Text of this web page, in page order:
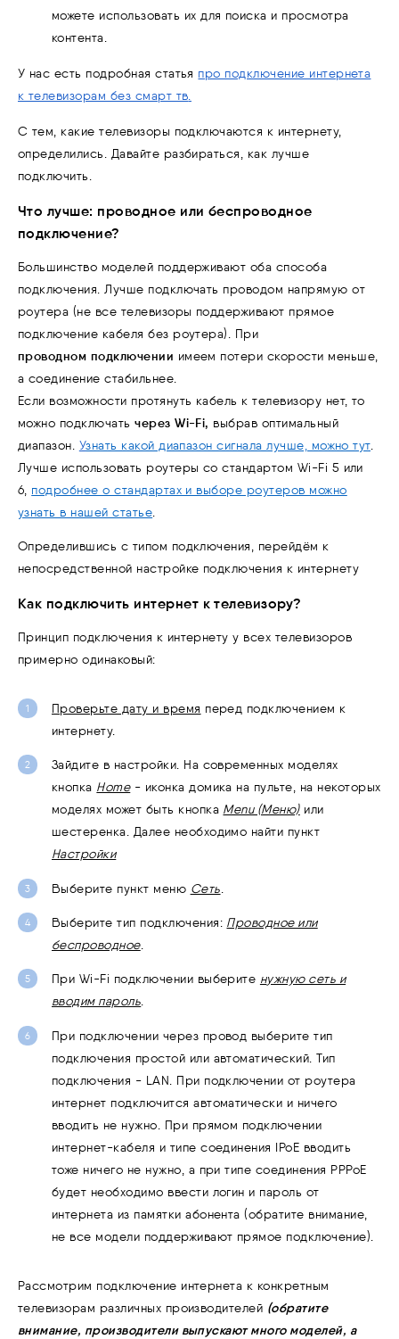
можете использовать их для поиска и просмотра
контента.
У нас есть подробная статья про подключение интернета
к телевизорам без смарт тв.
С тем, какие телевизоры подключаются к интернету,
определились. Давайте разбираться, как лучше
подключить.
Что лучше: проводное или беспроводное
подключение?
Большинство моделей поддерживают оба способа
подключения. Лучше подключать проводом напрямую от
роутера (не все телевизоры поддерживают прямое
подключение кабеля без роутера). При
проводном подключении имеем потери скорости меньше,
а соединение стабильнее.
Если возможности протянуть кабель к телевизору нет, то
можно подключатьчерез Wi-Fi, выбрав оптимальный
диапазон. Узнать какой диапазон сигнала лучше, можно тут.
Лучше использовать роутеры со стандартом Wi-Fi 5 или
6, подробнее о стандартах и выборе роутеров можно
узнать в нашей статье.
Определившись с типом подключения, перейдём к
непосредственной настройке подключения к интернету
Как подключить интернет к телевизору?
Принцип подключения к интернету у всех телевизоров
примерно одинаковый:
Проверьте дату и время перед подключением к
интернету.
Зайдите в настройки. На современных моделях
кнопка Home- иконка домика на пульте, на некоторых
моделях может быть кнопка Menu (Меню)или
шестеренка. Далее необходимо найти пункт
Настройки
Выберите пункт меню Сеть.
Выберите тип подключения: Проводное или
беспроводное.
При Wi-Fi подключении выберите нужную сеть и
вводим пароль.
При подключении через провод выберите тип
подключения простой или автоматический. Тип
подключения - LAN. При подключении от роутера
интернет подключится автоматически и ничего
вводить не нужно. При прямом подключении
интернет-кабеля и типе соединения IPoE вводить
тоже ничего не нужно, а при типе соединения PPPoE
будет необходимо ввести логин и пароль от
интернета из памятки абонента (обратите внимание,
не все модели поддерживают прямое подключение).
Рассмотрим подключение интернета к конкретным
телевизорам различных производителей (обратите
внимание, производители выпускают много моделей, а